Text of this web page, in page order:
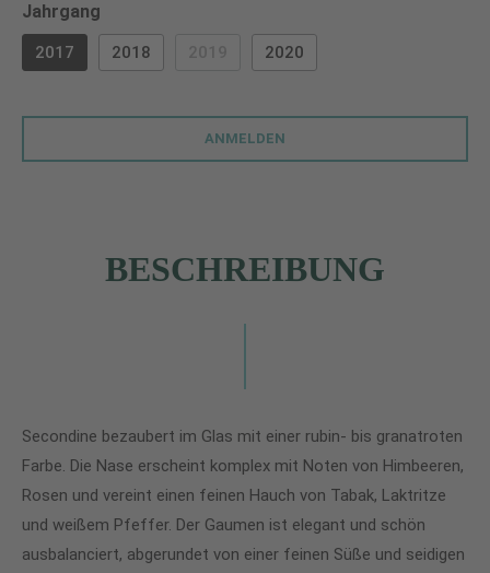
Jahrgang
2017 2018 (DIESE OPTION IST ZURZEIT NICHT
2020
ANMELDEN
BESCHREIBUNG
Secondine bezaubert im Glas mit einer rubin- bis granatroten
Farbe. Die Nase erscheint komplex mit Noten von Himbeeren,
Rosen und vereint einen feinen Hauch von Tabak, Laktritze
und weißem Pfeffer. Der Gaumen ist elegant und schön
ausbalanciert, abgerundet von einer feinen Süße und seidigen